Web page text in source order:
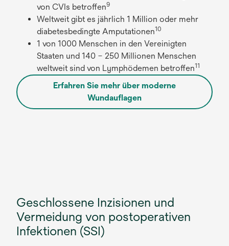
von CVIs betroffen9
Weltweit gibt es jährlich 1 Million oder mehr
diabetesbedingte Amputationen10
1 von 1000 Menschen in den Vereinigten
Staaten und 140 – 250 Millionen Menschen
weltweit sind von Lymphödemen betroffen11
Erfahren Sie mehr über moderne
Wundauflagen
Geschlossene Inzisionen und
Vermeidung von postoperativen
Infektionen (SSI)